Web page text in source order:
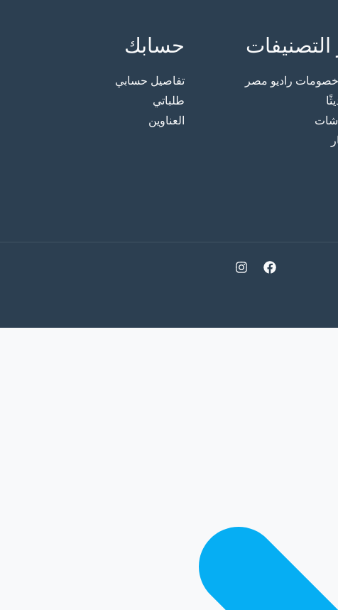
التصنيفات
راديو مصر
حسابك
تفاصيل حسابي
طلباتي
العناوين